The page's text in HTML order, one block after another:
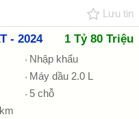
Lưu tin
- 2024 1 Tỷ 80 Triệu
Nhập khẩu
Máy dầu 2.0 L
5 chỗ